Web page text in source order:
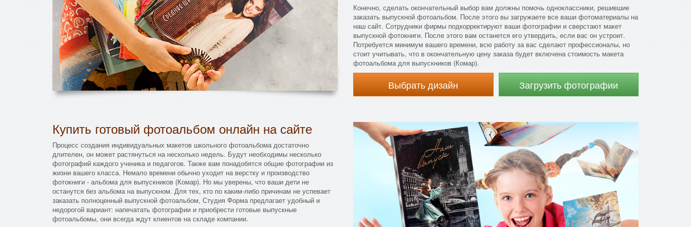
Конечно, сделать окончательный выбор вам должны помочь одноклассники, решившие
заказать выпускной фотоальбом. После этого вы загружаете все ваши фотоматериалы на
наш сайт. Сотрудники фирмы подкорректируют ваши фотографии и сверстают макет
выпускной фотокниги. После этого вам останется его утвердить, если вас он устроит.
Потребуется минимум вашего времени, всю работу за вас сделают профессионалы, но
стоит учитывать, что в окончательную цену заказа будет включена стоимость макета
фотоальбома для выпускников (Комар).
Выбрать дизайн Загрузить фотографии
Купить готовый фотоальбом онлайн на сайте
Процесс создания индивидуальных макетов школьного фотоальбома достаточно
длителен, он может растянуться на несколько недель. Будут необходимы несколько
фотографий каждого ученика и педагогов. Также вам понадобятся общие фотографии из
жизни вашего класса. Немало времени обычно уходит на верстку и производство
фотокниги - альбома для выпускников (Комар). Но мы уверены, что ваши дети не
останутся без альбома на выпускном. Для тех, кто по каким-либо причинам не успевает
заказать полноценный выпускной фотоальбом, Студия Форма предлагает удобный и
недорогой вариант: напечатать фотографии и приобрести готовые выпускные
фотоальбомы, они всегда ждут клиентов на складе компании.